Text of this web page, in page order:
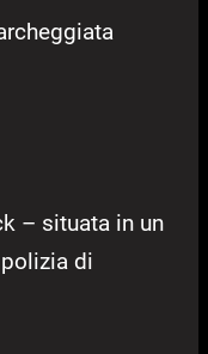
– situata in un
di